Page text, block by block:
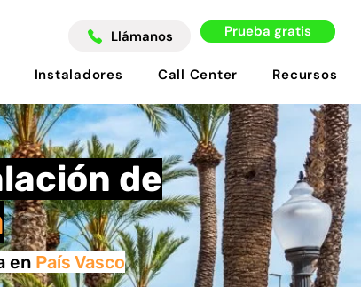
Llámanos Prueba gratis
Instaladores Call Center Recursos
de
en País Vasco